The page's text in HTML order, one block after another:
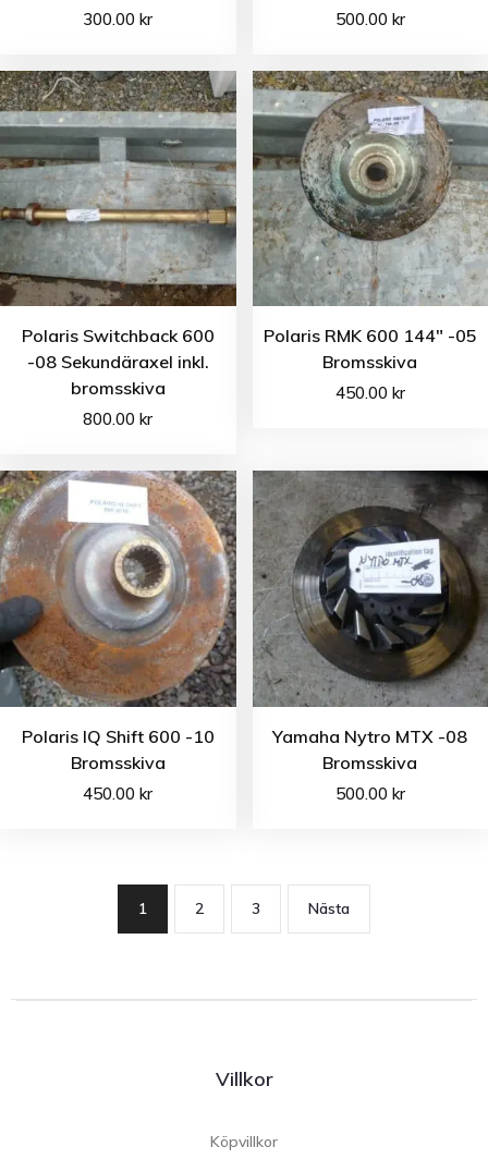
300.00kr 500.00 kr
Polaris Switchback 600
-08 Sekundäraxel inkl.
bromsskiva
800.00kr
Polaris RMK 600 144″ -05
Bromsskiva
450.00 kr
Polaris IQ Shift 600 -10
Bromsskiva
450.00kr
Yamaha Nytro MTX -08
Bromsskiva
500.00 kr
1 2 3 Nästa
Villkor
Köpvillkor